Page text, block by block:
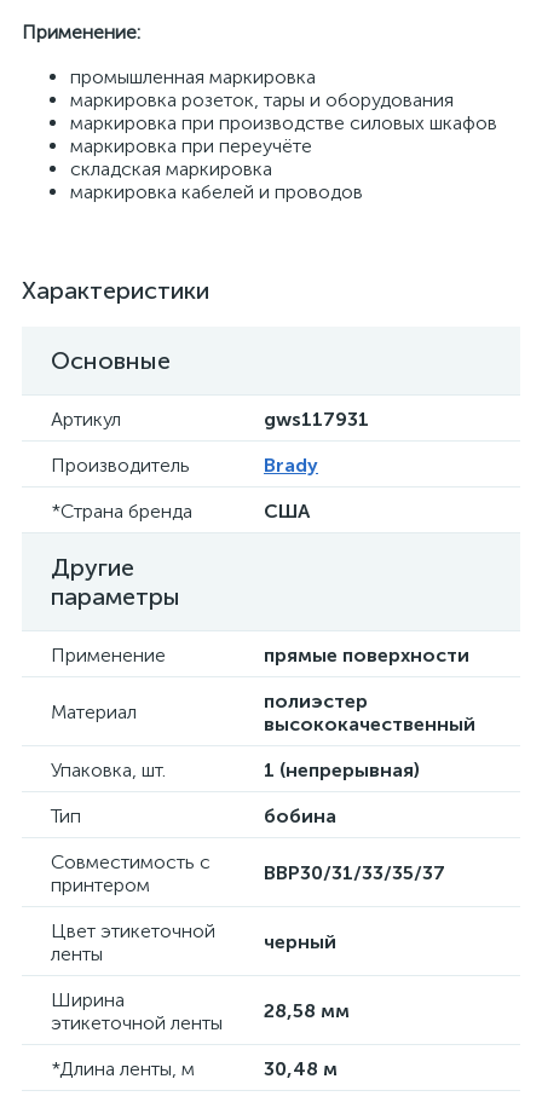
Применение:
промышленная маркировка
маркировка розеток, тары и оборудования
маркировка при производстве силовых шкафов
маркировка при переучёте
складская маркировка
маркировка кабелей и проводов
Характеристики
Основные
Артикул
gws117931
Производитель
Brady
*Страна бренда
США
Другие
параметры
Применение прямые поверхности
Материал
полиэстер
высококачественный
Упаковка, шт.
1 (непрерывная)
Тип
бобина
Совместимость с
принтером
BBP30/31/33/35/37
Цвет этикеточной
ленты
черный
Ширина
этикеточной ленты
28,58 мм
*Длина ленты, м
30,48 м